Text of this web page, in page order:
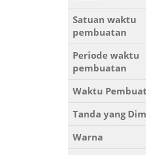
Satuan waktu
pembuatan
Periode waktu
pembuatan
Waktu
Tanda yang
Warna